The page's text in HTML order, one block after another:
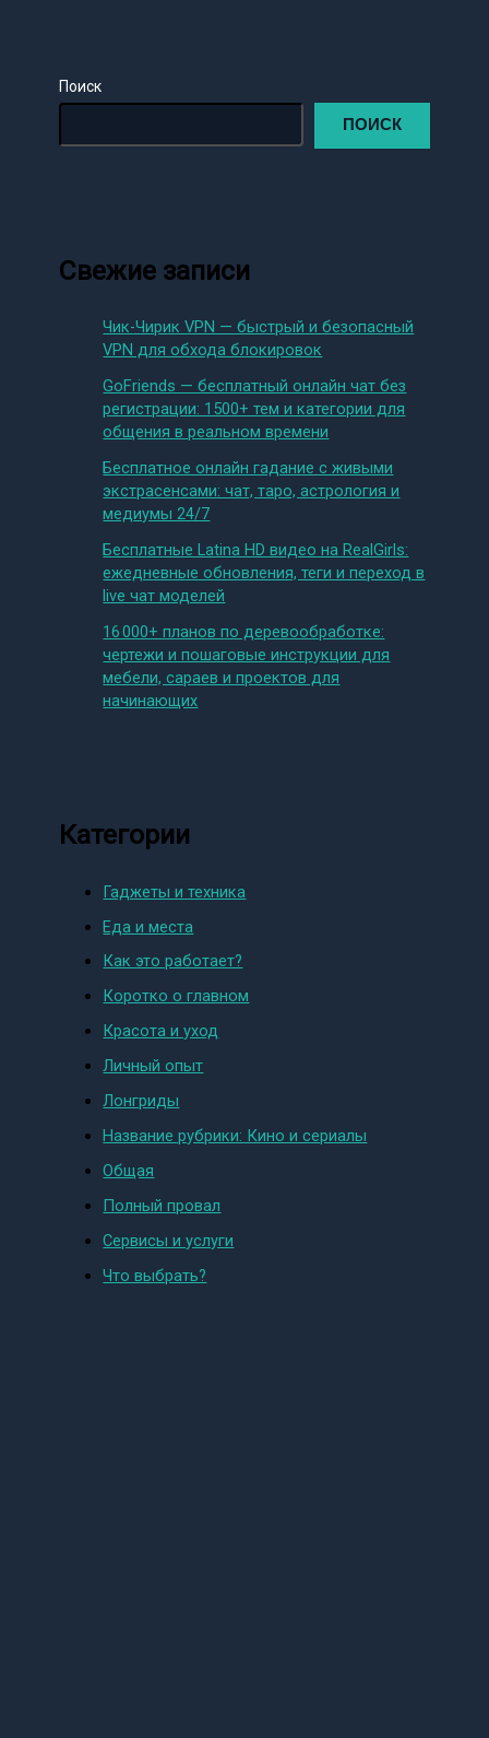
Поиск
ПОИСК
Свежие записи
Чик-Чирик VPN — быстрый и безопасный
VPN для обхода блокировок
GoFriends — бесплатный онлайн чат без
регистрации: 1500+ тем и категории для
общения в реальном времени
Бесплатное онлайн гадание с живыми
экстрасенсами: чат, таро, астрология и
медиумы 24/7
Бесплатные Latina HD видео на RealGirls:
ежедневные обновления, теги и переход в
live чат моделей
16 000+ планов по деревообработке:
чертежи и пошаговые инструкции для
мебели, сараев и проектов для
начинающих
Категории
Гаджеты и техника
Еда и места
Как это работает?
Коротко о главном
Красота и уход
Личный опыт
Лонгриды
Название рубрики: Кино и сериалы
Общая
Полный провал
Сервисы и услуги
Что выбрать?